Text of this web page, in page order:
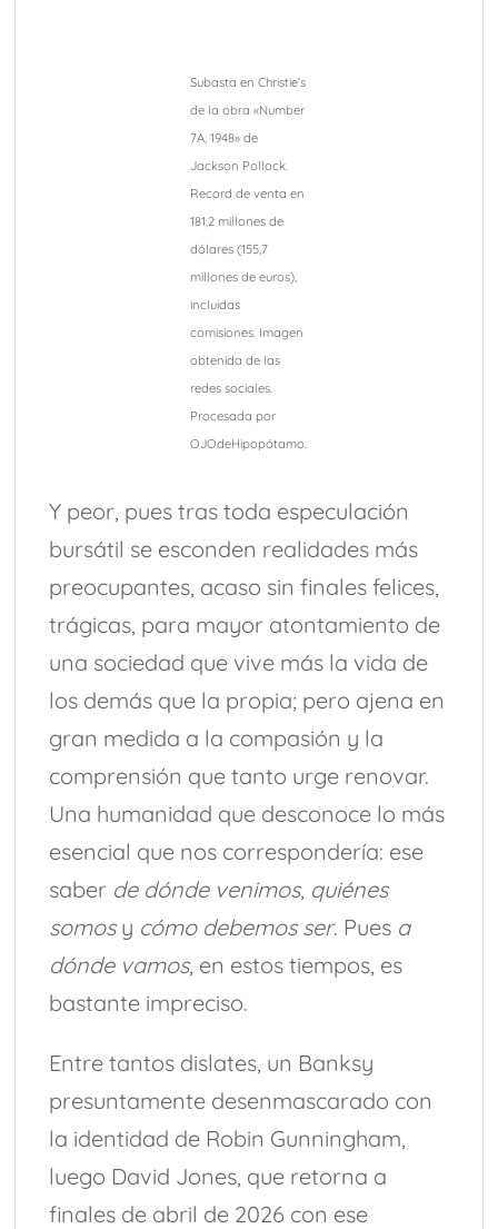
Subasta en Christie’s
de la obra «Number
7A, 1948» de
Jackson Pollock.
Record de venta en
181,2 millones de
dólares (155,7
millones de euros),
incluidas
comisiones. Imagen
obtenida de las
redes sociales.
Procesada por
OJOdeHipopótamo.
Y peor, pues tras toda especulación
bursátil se esconden realidades más
preocupantes, acaso sin finales felices,
trágicas, para mayor atontamiento de
una sociedad que vive más la vida de
los demás que la propia; pero ajena en
gran medida a la compasión y la
comprensión que tanto urge renovar.
Una humanidad que desconoce lo más
esencial que nos correspondería: ese
saber de dónde venimos, quiénes
somosy cómo debemos ser. Pues a
dónde vamos, en estos tiempos, es
bastante impreciso.
Entre tantos dislates, un Banksy
presuntamente desenmascarado con
la identidad de Robin Gunningham,
luego David Jones, que retorna a
finales de abril de 2026 con ese